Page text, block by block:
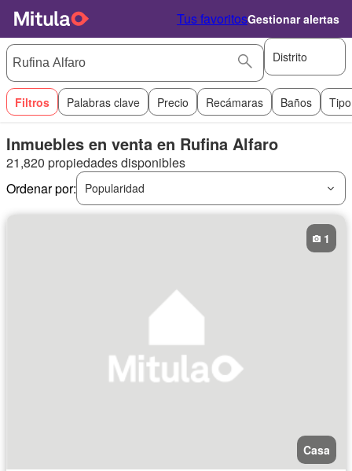
Tus favoritosGestionar alertas
Distrito
Filtros Palabras clave Precio Recámaras Baños
Inmuebles en venta en Rufina Alfaro
21,820 propiedades disponibles
Ordenar por:
Popularidad
Casa
1